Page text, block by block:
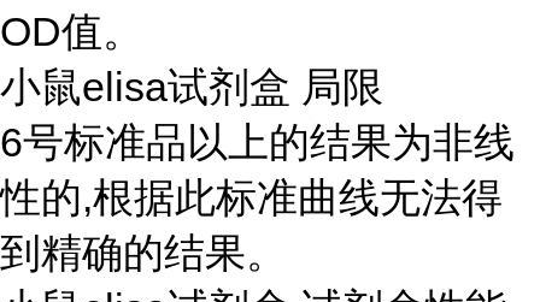
OD值。
小鼠elisa试剂盒 局限
6号标准品以上的结果为非线
性的,根据此标准曲线无法得
到精确的结果。